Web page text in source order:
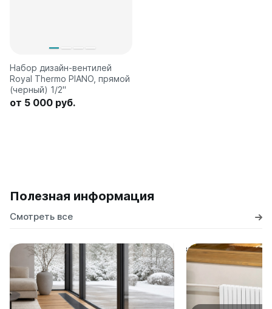
Набор дизайн-вентилей
Royal Thermo PIANO, прямой
(черный) 1/2"
от 5 000 руб.
Полезная информация
Смотреть все